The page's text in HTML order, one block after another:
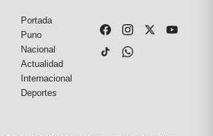
Portada
Puno
Nacional
Actualidad
Internacional
Deportes